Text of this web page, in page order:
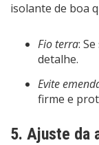
isolante de boa
Fio terra:
detalhe.
Evite
firme e
5. Ajuste da